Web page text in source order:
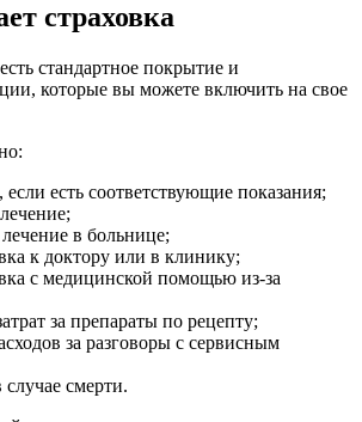
страховка
стандартное покрытие и
которые вы можете включить на свое
если есть соответствующие показания;
в больнице;
к доктору или в клинику;
с медицинской помощью из-за
за препараты по рецепту;
за разговоры с сервисным
смерти.